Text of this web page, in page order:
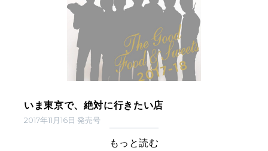
いま東京で、絶対に行きたい店
2017年11月16日 発売号
もっと読む